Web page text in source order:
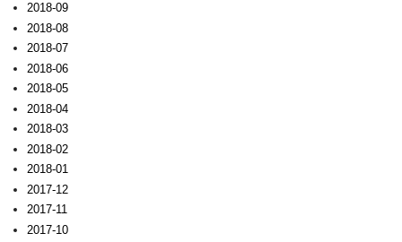
2018-09
2018-08
2018-07
2018-06
2018-05
2018-04
2018-03
2018-02
2018-01
2017-12
2017-11
2017-10